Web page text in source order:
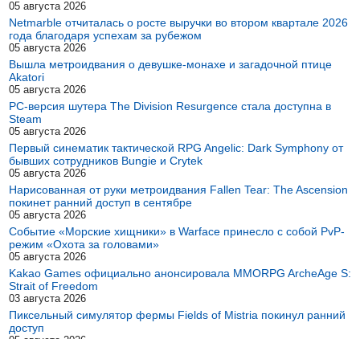
05 августа 2026
Netmarble отчиталась о росте выручки во втором квартале 2026
года благодаря успехам за рубежом
05 августа 2026
Вышла метроидвания о девушке-монахе и загадочной птице
Akatori
05 августа 2026
PC-версия шутера The Division Resurgence стала доступна в
Steam
05 августа 2026
Первый синематик тактической RPG Angelic: Dark Symphony от
бывших сотрудников Bungie и Crytek
05 августа 2026
Нарисованная от руки метроидвания Fallen Tear: The Ascension
покинет ранний доступ в сентябре
05 августа 2026
Событие «Морские хищники» в Warface принесло с собой PvP-
режим «Охота за головами»
05 августа 2026
Kakao Games официально анонсировала MMORPG ArcheAge S:
Strait of Freedom
03 августа 2026
Пиксельный симулятор фермы Fields of Mistria покинул ранний
доступ